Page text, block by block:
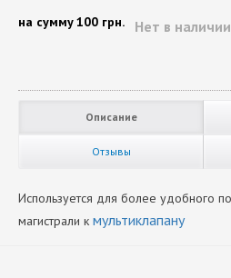
Нет в наличии
на сумму100 грн.
Описание
Отзывы
Используется для более удобного
магистрали к мультиклапану